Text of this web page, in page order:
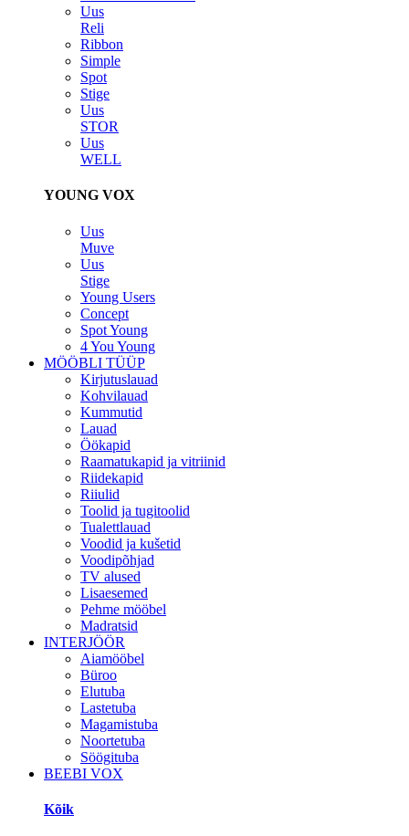
Uus
Reli
Ribbon
Simple
Spot
Stige
Uus
STOR
Uus
WELL
YOUNG VOX
Uus
Muve
Uus
Stige
Young Users
Concept
Spot Young
4 You Young
MÖÖBLI TÜÜP
Kirjutuslauad
Kohvilauad
Kummutid
Lauad
Öökapid
Raamatukapid ja vitriinid
Riidekapid
Riiulid
Toolid ja tugitoolid
Tualettlauad
Voodid ja kušetid
Voodipõhjad
TV alused
Lisaesemed
Pehme mööbel
Madratsid
INTERJÖÖR
Aiamööbel
Büroo
Elutuba
Lastetuba
Magamistuba
Noortetuba
Söögituba
BEEBI VOX
Kõik